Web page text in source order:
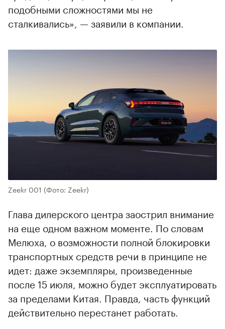
подобными сложностями мы не
сталкивались», — заявили в компании.
Zeekr 001 (Фото: Zeekr)
Глава дилерского центра заострил внимание
на еще одном важном моменте. По словам
Мелюха, о возможности полной блокировки
транспортных средств речи в принципе не
идет: даже экземпляры, произведенные
после 15 июля, можно будет эксплуатировать
за пределами Китая. Правда, часть функций
действительно перестанет работать.